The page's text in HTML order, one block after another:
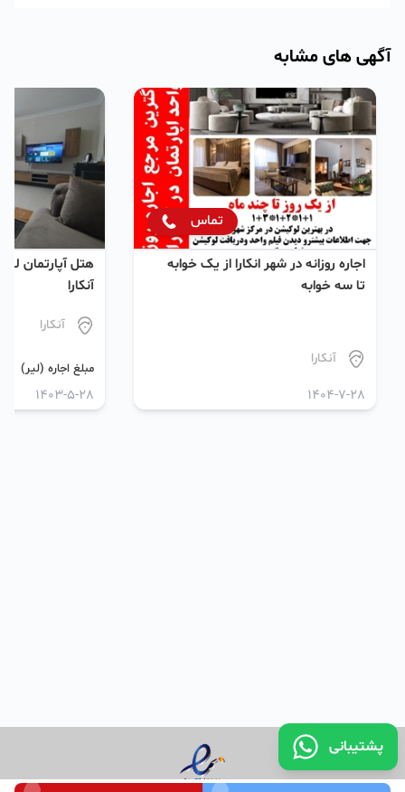
پشتیبانی
آگهی های مشابه
تماس
اجاره روزانه در شهر انکارا از یک خوابه
تا سه خوابه
آنکارا
1404-7-28
هتل آپارتمان
آنکارا
آنکارا
مبلغ اجاره (لیر)
1403-5-28